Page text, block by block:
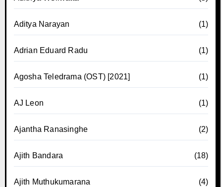
Aditya Narayan (1)
Adrian Eduard Radu (1)
Agosha Teledrama (OST) [2021] (1)
AJ Leon (1)
Ajantha Ranasinghe (2)
Ajith Bandara (18)
Ajith Muthukumarana (4)